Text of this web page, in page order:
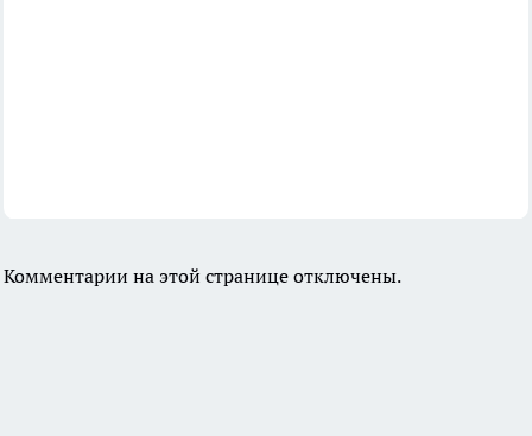
Комментарии на этой странице отключены.